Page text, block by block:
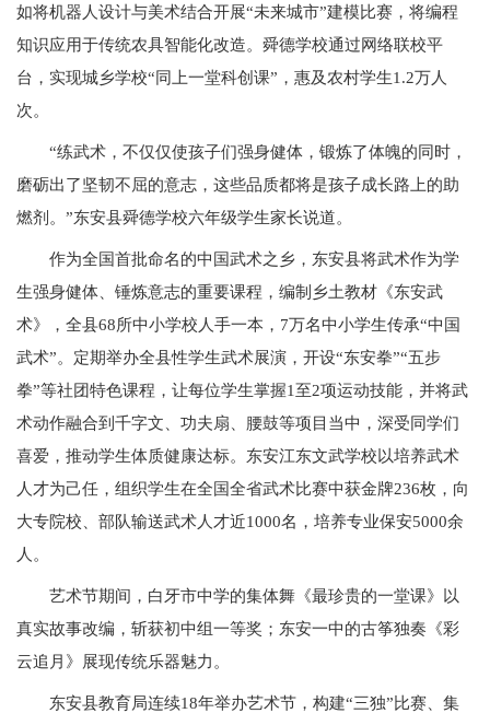
如将机器人设计与美术结合开展“未来城市”建模比赛，将编程
知识应用于传统农具智能化改造。舜德学校通过网络联校平
台，实现城乡学校“同上一堂科创课”，惠及农村学生1.2万人
次。
“练武术，不仅仅使孩子们强身健体，锻炼了体魄的同时，
磨砺出了坚韧不屈的意志，这些品质都将是孩子成长路上的助
燃剂。”东安县舜德学校六年级学生家长说道。
作为全国首批命名的中国武术之乡，东安县将武术作为学
生强身健体、锤炼意志的重要课程，编制乡土教材《东安武
术》，全县68所中小学校人手一本，7万名中小学生传承“中国
武术”。定期举办全县性学生武术展演，开设“东安拳”“五步
拳”等社团特色课程，让每位学生掌握1至2项运动技能，并将武
术动作融合到千字文、功夫扇、腰鼓等项目当中，深受同学们
喜爱，推动学生体质健康达标。东安江东文武学校以培养武术
人才为己任，组织学生在全国全省武术比赛中获金牌236枚，向
大专院校、部队输送武术人才近1000名，培养专业保安5000余
人。
艺术节期间，白牙市中学的集体舞《最珍贵的一堂课》以
真实故事改编，斩获初中组一等奖；东安一中的古筝独奏《彩
云追月》展现传统乐器魅力。
东安县教育局连续18年举办艺术节，构建“三独”比赛、集